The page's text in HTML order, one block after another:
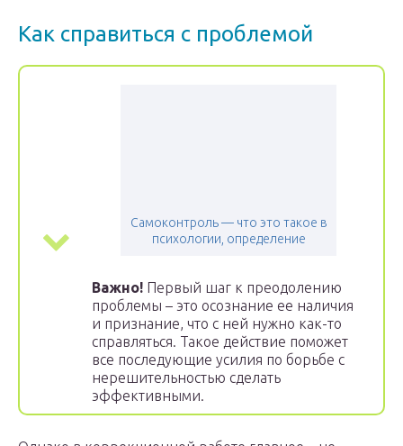
Как справиться с проблемой
Самоконтроль — что это такое в
психологии, определение
Важно! Первый шаг к преодолению
проблемы – это осознание ее наличия
и признание, что с ней нужно как-то
справляться. Такое действие поможет
все последующие усилия по борьбе с
нерешительностью сделать
эффективными.